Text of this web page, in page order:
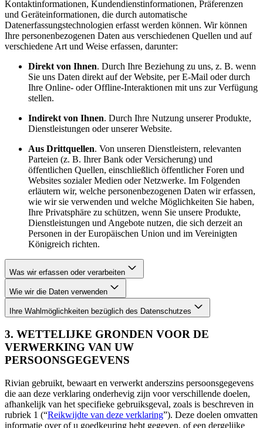
Kontaktinformationen, Kundendienstinformationen, Präferenzen
und Geräteinformationen, die durch automatische
Datenerfassungstechnologien erfasst werden können. Wir können
Ihre personenbezogenen Daten aus verschiedenen Quellen und auf
verschiedene Art und Weise erfassen, darunter:
Direkt von Ihnen. Durch Ihre Beziehung zu uns, z. B. wenn
Sie uns Daten direkt auf der Website, per E-Mail oder durch
Ihre Online- oder Offline-Interaktionen mit uns zur Verfügung
stellen.
Indirekt von Ihnen. Durch Ihre Nutzung unserer Produkte,
Dienstleistungen oder unserer Website.
Aus Drittquellen. Von unseren Dienstleistern, relevanten
Parteien (z. B. Ihrer Bank oder Versicherung) und
öffentlichen Quellen, einschließlich öffentlicher Foren und
Websites sozialer Medien oder Netzwerke. Im Folgenden
erläutern wir, welche personenbezogenen Daten wir erfassen,
wie wir sie verwenden und welche Möglichkeiten Sie haben,
Ihre Privatsphäre zu schützen, wenn Sie unsere Produkte,
Dienstleistungen und Angebote nutzen, die sich derzeit an
Personen in der Europäischen Union und im Vereinigten
Königreich richten.
Was wir erfassen oder verarbeiten
Wie wir die Daten verwenden
Ihre Wahlmöglichkeiten bezüglich des Datenschutzes
3. WETTELIJKE GRONDEN VOOR DE
VERWERKING VAN UW
PERSOONSGEGEVENS
Rivian gebruikt, bewaart en verwerkt anderszins persoonsgegevens
die aan deze verklaring onderhevig zijn voor verschillende doelen,
afhankelijk van het specifieke gebruiksgeval, zoals is beschreven in
rubriek 1 (“Reikwijdte van deze verklaring”). Deze doelen omvatten
informatie over of u goedkeuring hebt gegeven, of een dergelijke